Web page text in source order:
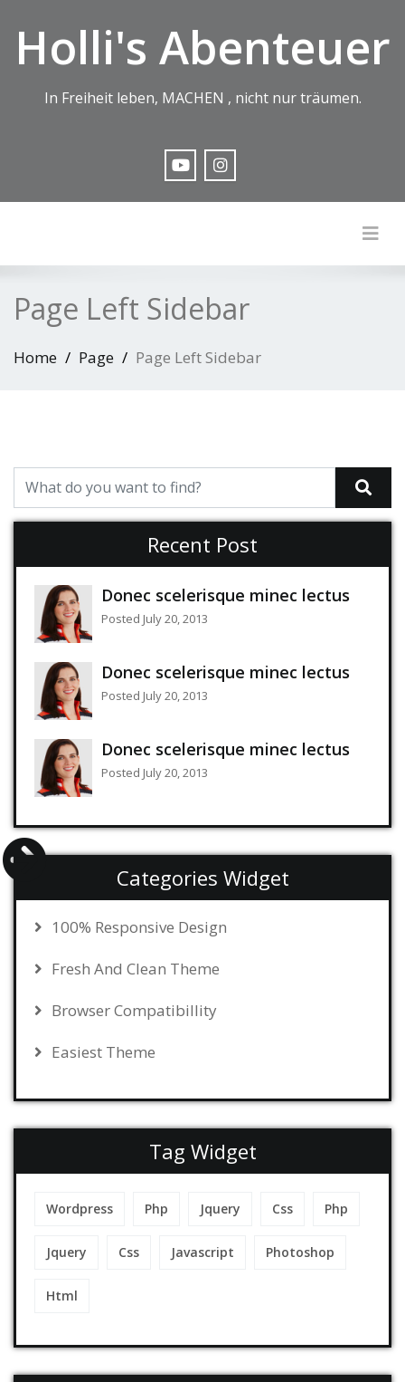
Holli's Abenteuer
In Freiheit leben, MACHEN , nicht nur träumen.
Page Left Sidebar
Home Page Page Left Sidebar
Recent Post
Donec scelerisque minec lectus
Posted July 20, 2013
Donec scelerisque minec lectus
Posted July 20, 2013
Donec scelerisque minec lectus
Posted July 20, 2013
Categories Widget
100% Responsive Design
Fresh And Clean Theme
Browser Compatibillity
Easiest Theme
Tag Widget
Wordpress Php Jquery Css Php
Jquery Css Javascript Photoshop
Html